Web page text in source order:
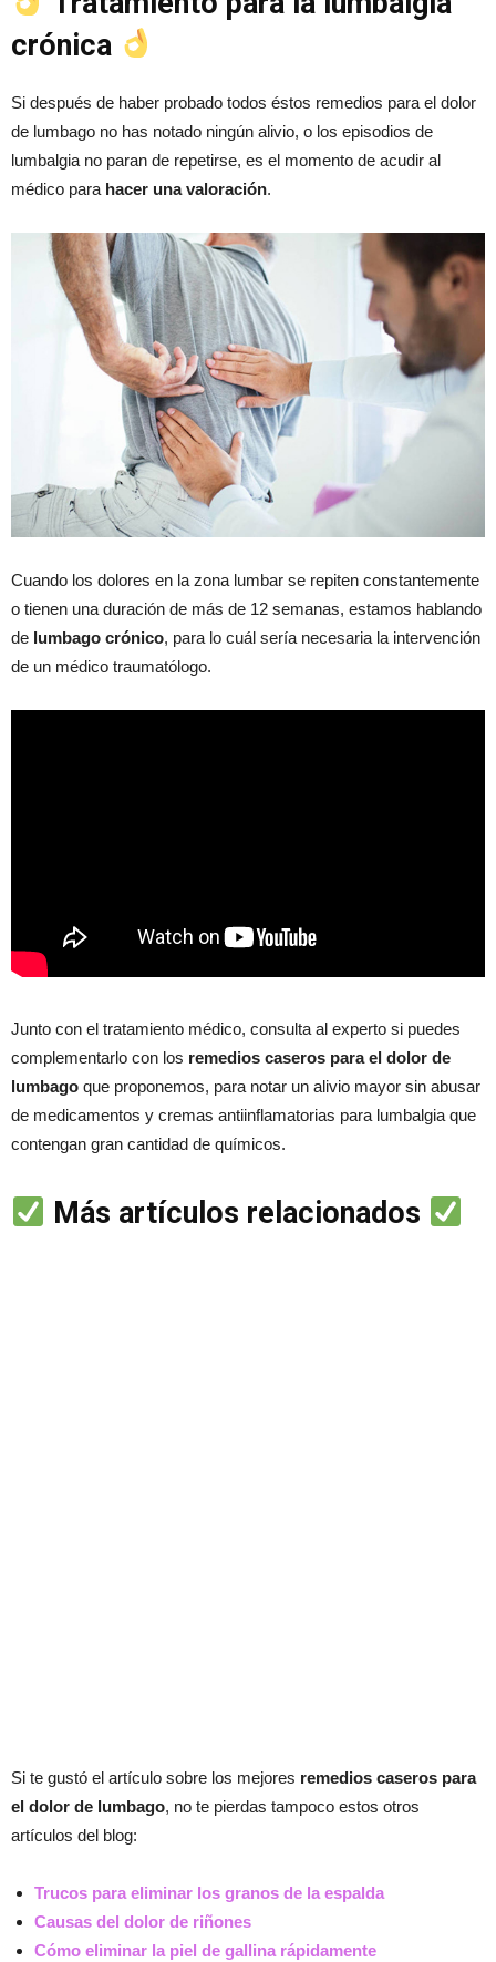
crónica
Si después de haber probado todos éstos remedios para el dolor
de lumbago no has notado ningún alivio, o los episodios de
lumbalgia no paran de repetirse, es el momento de acudir al
médico para hacer una valoración.
Cuando los dolores en la zona lumbar se repiten constantemente
o tienen una duración de más de 12 semanas, estamos hablando
de lumbago crónico, para lo cuál sería necesaria la intervención
de un médico traumatólogo.
Junto con el tratamiento médico, consulta al experto si puedes
complementarlo con los remedios caseros para el dolor de
lumbago que proponemos, para notar un alivio mayor sin abusar
de medicamentos y cremas antiinflamatorias para lumbalgia que
contengan gran cantidad de químicos.
Más artículos relacionados
Si te gustó el artículo sobre los mejores remedios caseros para
el dolor de lumbago, no te pierdas tampoco estos otros
artículos del blog:
Trucos para eliminar los granos de la espalda
Causas del dolor de riñones
Cómo eliminar la piel de gallina rápidamente